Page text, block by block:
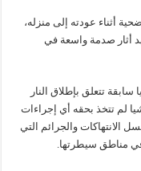
أثناء عودته إلى منزله،
أثار صدمة واسعة في
تتعلق بإطلاق النار
لم تتخذ بحقه أي إجراءات
الانتهاكات والجرائم التي
في مناطق سيطرتها.